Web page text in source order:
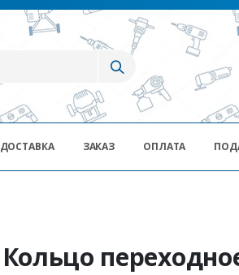
ДОСТАВКА ЗАКАЗ ОПЛАТА
Кольцо